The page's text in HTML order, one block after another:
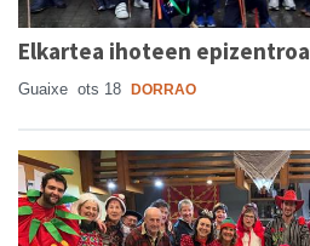
Elkartea ihoteen epizentroa
Guaixe ots 18 DORRAO